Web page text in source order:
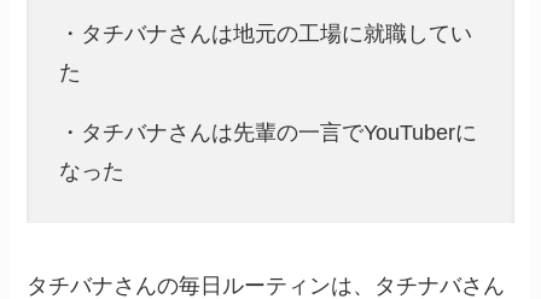
・タチバナさんは地元の工場に就職してい
た
・タチバナさんは先輩の一言でYouTuberに
なった
タチバナさんの毎日ルーティンは、タチナバさん